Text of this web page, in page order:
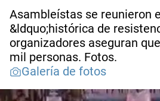
Asambleístas se reunieron
&ldquo;histórica de
organizadores aseguran
mil personas. Fotos.
Galería de fotos